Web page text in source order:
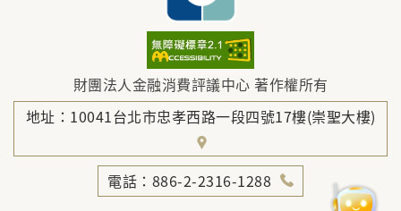
財團法人金融消費評議中心 著作權所有
地址：10041台北市忠孝西路一段四號17樓(崇聖大樓)
電話：886-2-2316-1288